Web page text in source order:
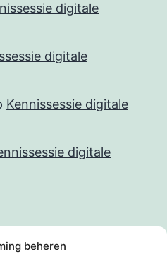
beheren
digitale
digitale
Kennissessie digitale
digitale